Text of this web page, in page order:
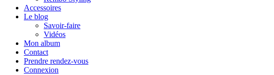
Accessoires
Le blog
Savoir-faire
Vidéos
Mon album
Contact
Prendre rendez-vous
Connexion